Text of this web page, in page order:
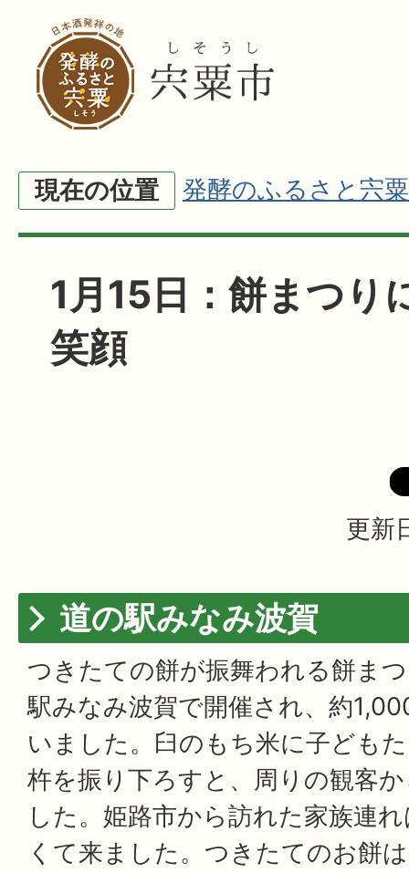
現在の位置 発酵のふるさと宍粟
1月15日：餅まつり
笑顔
更新
道の駅みなみ波賀
つきたての餅が振舞われる餅ま
駅みなみ波賀で開催され、約
いました。臼のもち米に子ども
杵を振り下ろすと、周りの観客
した。姫路市から訪れた家族連
くて来ました。つきたてのお餅